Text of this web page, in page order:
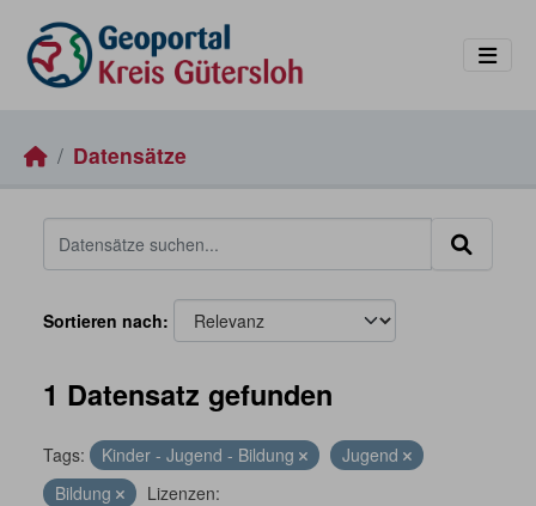
Datensätze
Sortieren nach
1 Datensatz gefunden
Tags: Kinder - Jugend - Bildung
Jugend
Bildung
Lizenzen: